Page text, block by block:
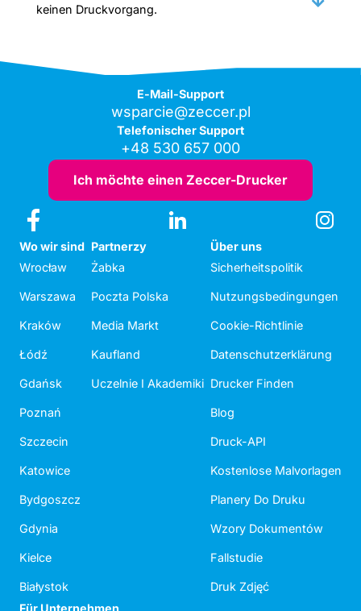
keinen Druckvorgang.
E-Mail-Support
wsparcie@zeccer.pl
Telefonischer Support
+48 530 657 000
Ich möchte einen Zeccer-Drucker
Wo wir sind
Wrocław
Warszawa
Kraków
Łódź
Gdańsk
Poznań
Szczecin
Katowice
Bydgoszcz
Gdynia
Kielce
Białystok
Partnerzy
Żabka
Poczta Polska
Media Markt
Kaufland
Uczelnie I Akademiki
Über uns
Sicherheitspolitik
Nutzungsbedingungen
Cookie-Richtlinie
Datenschutzerklärung
Drucker Finden
Blog
Druck-API
Kostenlose Malvorlagen
Planery Do Druku
Wzory Dokumentów
Fallstudie
Druk Zdjęć
Für Unternehmen